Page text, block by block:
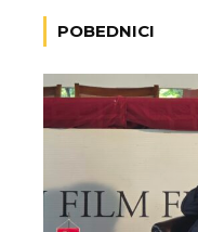
POBEDNICI